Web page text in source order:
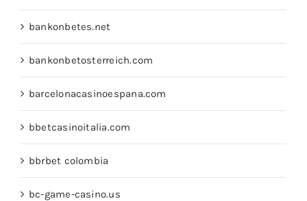
bankonbetes.net
bankonbetosterreich.com
barcelonacasinoespana.com
bbetcasinoitalia.com
bbrbet colombia
bc-game-casino.us